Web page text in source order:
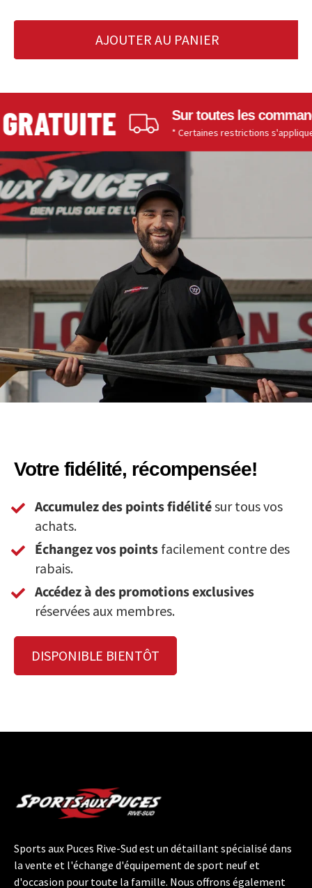
AJOUTER AU PANIER
Sur toutes les commandes de
* Certaines restrictions s'appliquent.
Votre fidélité, récompensée!
Accumulez des points fidélitésur tous vos
achats.
Échangez vos points facilement contre des
rabais.
Accédez à des promotions exclusives
réservées aux membres.
DISPONIBLE BIENTÔT
Sports aux Puces Rive-Sud est un détaillant spécialisé dans
la vente et l'échange d'équipement de sport neuf et
d'occasion pour toute la famille. Nous offrons également